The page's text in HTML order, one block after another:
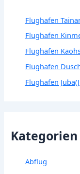
Flughafen
Flughafen
Flughafen
Flughafen
Flughafen
Kategorien
Abflug